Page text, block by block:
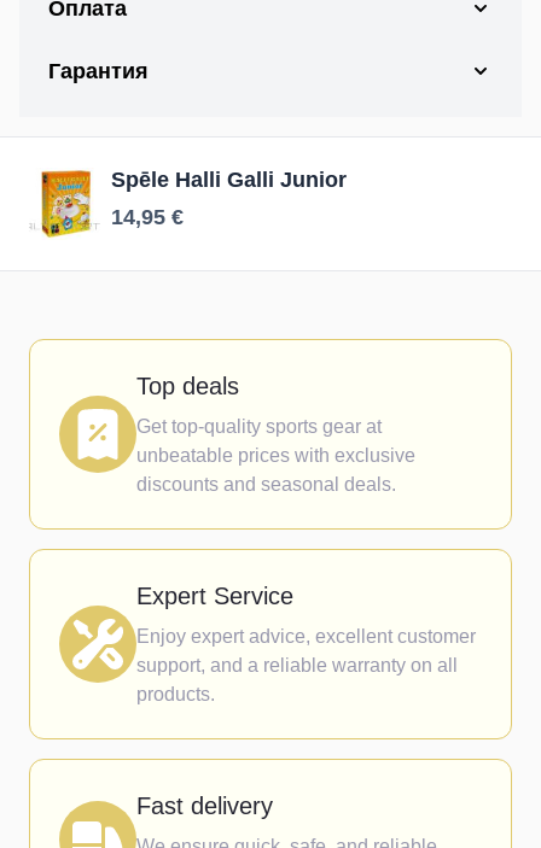
Оплата
Гарантия
Spēle Halli Galli Junior
14,95 €
Top deals
Get top-quality sports gear at
unbeatable prices with exclusive
discounts and seasonal deals.
Expert Service
Enjoy expert advice, excellent customer
support, and a reliable warranty on all
products.
Fast delivery